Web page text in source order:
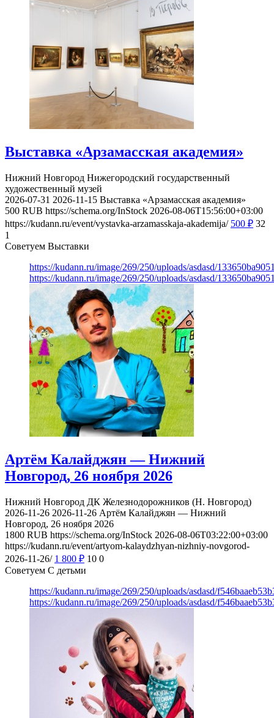
Выставка «Арзамасская академия»
Нижний Новгород Нижегородский государственный
художественный музей
2026-07-31 2026-11-15 Выставка «Арзамасская академия»
500 RUB https://schema.org/InStock 2026-08-06T15:56:00+03:00
https://kudann.ru/event/vystavka-arzamasskaja-akademija/ 500 ₽ 32
1
Советуем Выставки
https://kudann.ru/image/269/250/uploads/asdasd/
https://kudann.ru/image/269/250/uploads/asdasd/
Артём Калайджян — Нижний
Новгород, 26 ноября 2026
Нижний Новгород ДК Железнодорожников (Н. Новгород)
2026-11-26 2026-11-26 Артём Калайджян — Нижний
Новгород, 26 ноября 2026
1800 RUB https://schema.org/InStock 2026-08-06T03:22:00+03:00
https://kudann.ru/event/artyom-kalaydzhyan-nizhniy-novgorod-
2026-11-26/ 1 800 ₽ 10 0
Советуем С детьми
https://kudann.ru/image/269/250/uploads/asdasd/
https://kudann.ru/image/269/250/uploads/asdasd/